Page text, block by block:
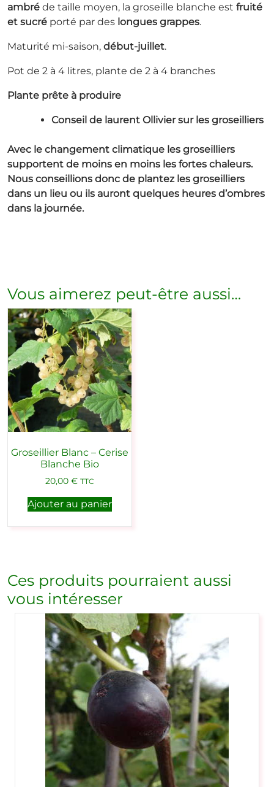
ambré de taille moyen, la groseille blanche est fruité
et sucré porté par des longues grappes.
Maturité mi-saison, début-juillet.
Pot de 2 à 4 litres, plante de 2 à 4 branches
Plante prête à produire
Conseil de laurent Ollivier sur les groseilliers
Avec le changement climatique les groseilliers
supportent de moins en moins les fortes chaleurs.
Nous conseillions donc de plantez les groseilliers
dans un lieu ou ils auront quelques heures d’ombres
dans la journée.
Vous aimerez peut-être aussi…
Groseillier Blanc – Cerise
Blanche Bio
20,00 € TTC
Ajouter au panier
Ces produits pourraient aussi
vous intéresser